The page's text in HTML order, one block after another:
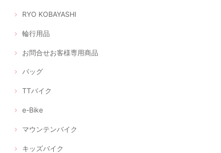
RYO KOBAYASHI
輪行用品
お問合せお客様専用商品
バッグ
TTバイク
e-Bike
マウンテンバイク
キッズバイク